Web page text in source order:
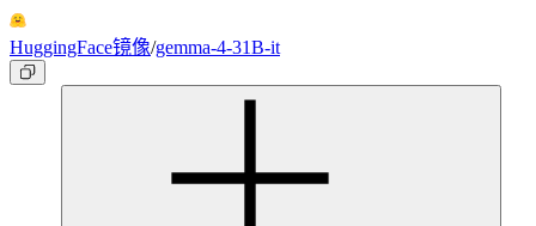
HuggingFace镜像/gemma-4-31B-it